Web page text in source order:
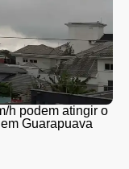
h podem atingir o
Guarapuava